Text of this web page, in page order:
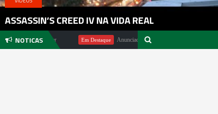
ASSASSIN’S CREED IV NA VIDA REAL
NOTICAS
Michael Pachter Em Destaque Anunciado DualSense The Last of Us Limited